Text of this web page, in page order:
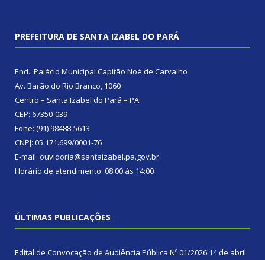
PREFEITURA DE SANTA IZABEL DO PARÁ
End.: Palácio Municipal Capitão Noé de Carvalho
Av. Barão do Rio Branco, 1060
Centro – Santa Izabel do Pará – PA
CEP: 67350-039
Fone: (91) 98488-5613
CNPJ: 05.171.699/0001-76
E-mail: ouvidoria@santaizabel.pa.gov.br
Horário de atendimento: 08:00 às 14:00
ÚLTIMAS PUBLICAÇÕES
Edital de Convocação de Audiência Pública Nº 01/2026 14 de abril